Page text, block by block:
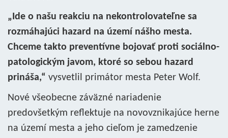
„Ide o našu reakciu na nekontrolovateľne sa
rozmáhajúci hazard na území nášho mesta.
Chceme takto preventívne bojovať proti sociálno-
patologickým javom, ktoré so sebou hazard
prináša,“ vysvetlil primátor mesta Peter Wolf.
Nové všeobecne záväzné nariadenie
predovšetkým reflektuje na novovznikajúce herne
na území mesta a jeho cieľom je zamedzenie